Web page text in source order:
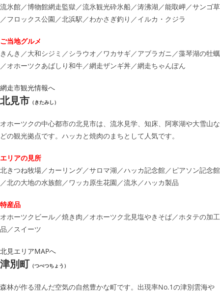
流氷館／博物館網走監獄／流氷観光砕氷船／涛沸湖／能取岬／サンゴ草
／フロックス公園／北浜駅／わかさぎ釣り／イルカ・クジラ
ご当地グルメ
きんき／大和シジミ／シラウオ／ワカサギ／アブラガニ／藻琴湖の牡蠣
／オホーツクあばしり和牛／網走ザンギ丼／網走ちゃんぽん
網走市観光情報へ
北見市 （きたみし）
オホーツクの中心都市の北見市は、流氷見学、知床、阿寒湖や大雪山な
どの観光拠点です。ハッカと焼肉のまちとして人気です。
エリアの見所
北きつね牧場／カーリング／サロマ湖／ハッカ記念館／ピアソン記念館
／北の大地の水族館／ワッカ原生花園／流氷／ハッカ製品
特産品
オホーツクビール／焼き肉／オホーツク北見塩やきそば／ホタテの加工
品／スイーツ
北見エリアMAPへ
津別町 （つべつちょう）
森林が作る澄んだ空気の自然豊かな町です。出現率No.1の津別雲海や